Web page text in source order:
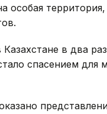
особая
в два
спасением для